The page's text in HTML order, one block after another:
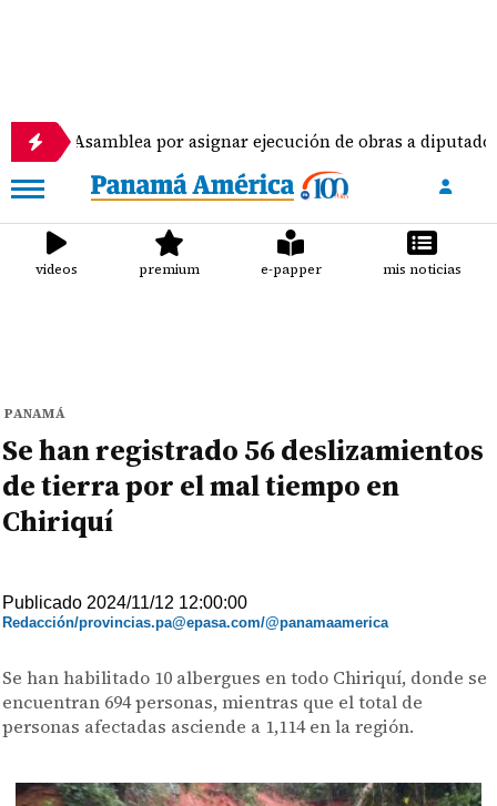
por asignar ejecución de obras a diputados
videos premium e-papper mis noticias
PANAMÁ
Se han registrado 56 deslizamientos
de tierra por el mal tiempo en
Chiriquí
Publicado 2024/11/12 12:00:00
Redacción/provincias.pa@epasa.com/@panamaamerica
Se han habilitado 10 albergues en todo Chiriquí, donde se
encuentran 694 personas, mientras que el total de
personas afectadas asciende a 1,114 en la región.